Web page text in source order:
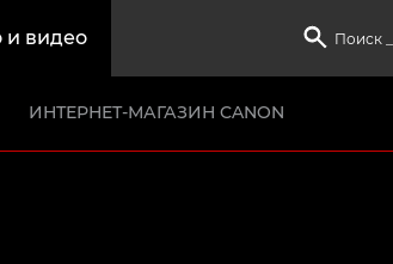
и видео  Поиск
ИНТЕРНЕТ-МАГАЗИН CANON